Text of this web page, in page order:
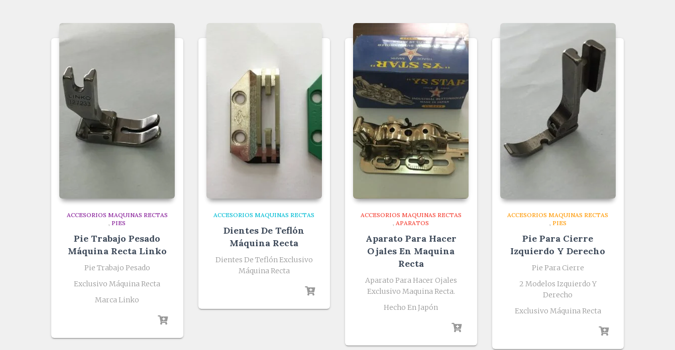
ACCESORIOS MAQUINAS RECTAS
, PIES
Pie Trabajo Pesado
Máquina Recta Linko
Pie Trabajo Pesado
Exclusivo Máquina Recta
Marca Linko
ACCESORIOS MAQUINAS RECTAS
Dientes De Teflón
Máquina Recta
Dientes De Teflón Exclusivo
Máquina Recta
ACCESORIOS MAQUINAS RECTAS
,APARATOS
Aparato Para Hacer
Ojales En Maquina
Recta
Aparato Para Hacer Ojales
Exclusivo Maquina Recta.
Hecho En Japón
ACCESORIOS MAQUINAS RECTAS
, PIES
Pie Para Cierre
Izquierdo Y Derecho
Pie Para Cierre
2 Modelos Izquierdo Y
Derecho
Exclusivo Máquina Recta